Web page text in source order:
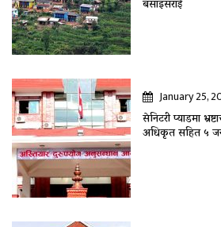
बसाइँसराई
January 25,
सेनिटरी प्याडमा
अधिकृत सहित ५